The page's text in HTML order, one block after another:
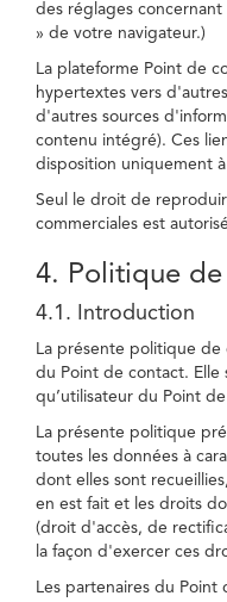
des réglages
» de votre navigateur.)
La plateforme Point de
hypertextes vers
d'autres sources
contenu intégré). Ces
disposition uniquement
Seul le droit de
commerciales est
4. Politique
4.1. Introduction
La présente politique de
du Point de contact. Elle
qu’utilisateur du Point
La présente politique
toutes les données à
dont elles sont
en est fait et les droits
(droit d'accès, de
la façon d'exercer ces
Les partenaires du